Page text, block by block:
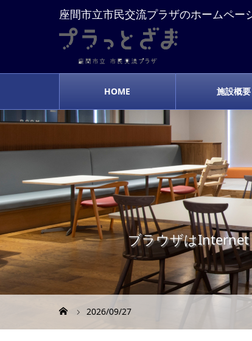
座間市立市民交流プラザのホームペー
HOME 施設概要
ブラウザはInternet
2026/09/27